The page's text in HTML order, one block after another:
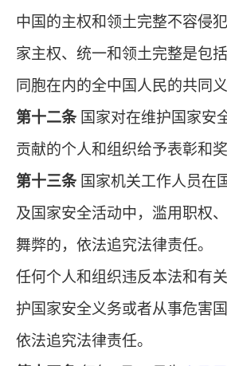
中国的主权和领土完整不容侵
家主权、统一和领土完整是包
同胞在内的全中国人民的共同义
第十二条国家对在维护国家安
贡献的个人和组织给予表彰和奖
第十三条国家机关工作人员在
及国家安全活动中，滥用职权
舞弊的，依法追究法律责任。
任何个人和组织违反本法和有
护国家安全义务或者从事危害
依法追究法律责任。